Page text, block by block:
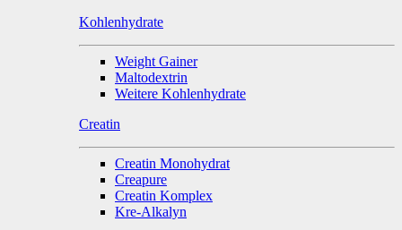
Kohlenhydrate
Weight Gainer
Maltodextrin
Weitere Kohlenhydrate
Creatin
Creatin Monohydrat
Creapure
Creatin Komplex
Kre-Alkalyn